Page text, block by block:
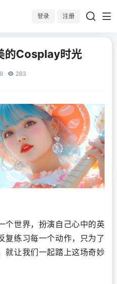
登录 注册
的Cosplay时光
283
个世界，扮演自己心中的英
复练习每一个动作，只为了
就让我们一起踏上这场奇妙